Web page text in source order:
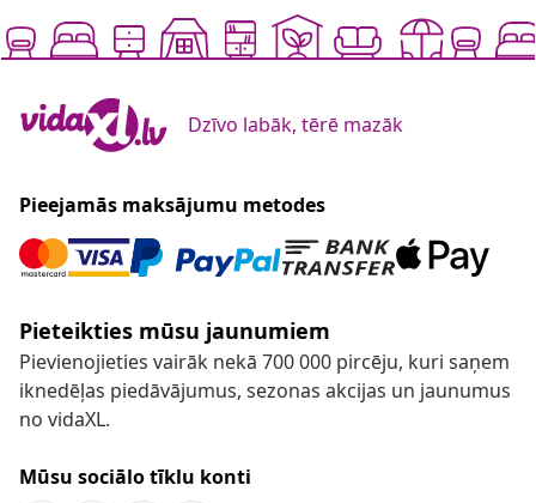
Dzīvo labāk, tērē mazāk
Pieejamās maksājumu metodes
Pieteikties mūsu jaunumiem
Pievienojieties vairāk nekā 700 000 pircēju, kuri saņem
iknedēļas piedāvājumus, sezonas akcijas un jaunumus
no vidaXL.
Mūsu sociālo tīklu konti